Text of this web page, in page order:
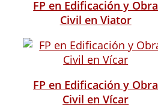
FP en Edificación y Obra
Civil en Viator
FP en Edificación y Obra
Civil en Vícar